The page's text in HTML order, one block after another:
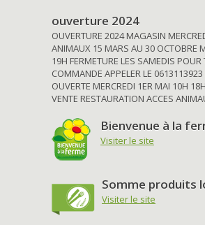
ouverture 2024
OUVERTURE 2024 MAGASIN
ANIMAUX 15 MARS AU 30 OCTOBRE
19H FERMETURE LES SAMEDIS POUR
COMMANDE APPELER LE 0613113923
OUVERTE MERCREDI 1ER MAI 10H
VENTE RESTAURATION ACCES
Bienvenue à la
Visiter le site
Somme produits
Visiter le site